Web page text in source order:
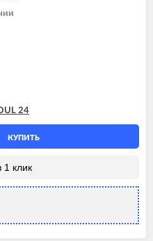
24
КУПИТЬ
1 клик